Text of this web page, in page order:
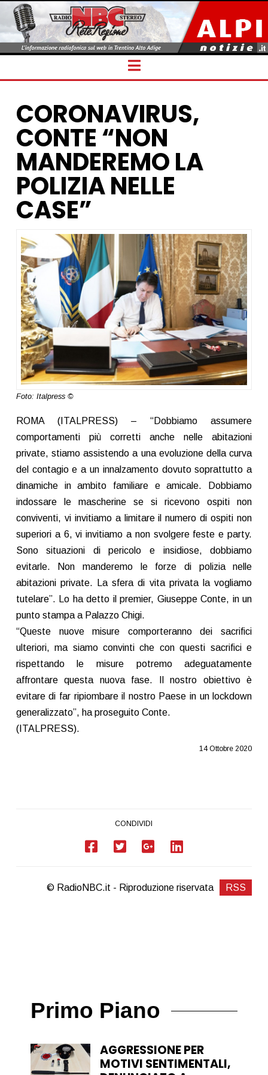
Navigation
CORONAVIRUS,
CONTE “NON
MANDEREMO LA
POLIZIA NELLE
CASE”
Foto: Italpress ©
ROMA (ITALPRESS) – “Dobbiamo assumere
comportamenti più corretti anche nelle abitazioni
private, stiamo assistendo a una evoluzione della curva
del contagio e a un innalzamento dovuto soprattutto a
dinamiche in ambito familiare e amicale. Dobbiamo
indossare le mascherine se si ricevono ospiti non
conviventi, vi invitiamo a limitare il numero di ospiti non
superiori a 6, vi invitiamo a non svolgere feste e party.
Sono situazioni di pericolo e insidiose, dobbiamo
evitarle. Non manderemo le forze di polizia nelle
abitazioni private. La sfera di vita privata la vogliamo
tutelare”. Lo ha detto il premier, Giuseppe Conte, in un
punto stampa a Palazzo Chigi.
“Queste nuove misure comporteranno dei sacrifici
ulteriori, ma siamo convinti che con questi sacrifici e
rispettando le misure potremo adeguatamente
affrontare questa nuova fase. Il nostro obiettivo è
evitare di far ripiombare il nostro Paese in un lockdown
generalizzato”, ha proseguito Conte.
(ITALPRESS).
14 Ottobre 2020
CONDIVIDI
© RadioNBC.it - Riproduzione riservata RSS
Primo Piano
AGGRESSIONE PER
MOTIVI SENTIMENTALI,